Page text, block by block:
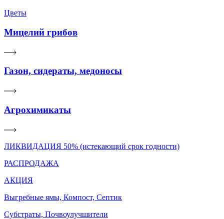
Цветы
Мицелий грибов
Газон, сидераты, медоносы
Агрохимикаты
ЛИКВИДАЦИЯ 50% (истекающий срок годности)
РАСПРОДАЖА
АКЦИЯ
Выгребные ямы, Компост, Септик
Субстраты, Почвоулучшители